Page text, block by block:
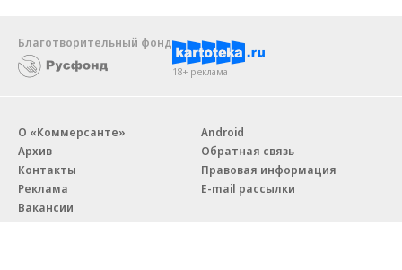
Благотворительный фонд
18+ реклама
О «Коммерсанте»
Архив
Контакты
Реклама
Вакансии
Android
Обратная связь
Правовая информация
E-mail рассылки